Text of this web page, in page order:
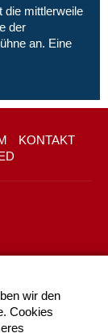
die mittlerweile
der
an. Eine
KONTAKT
wir den
Cookies